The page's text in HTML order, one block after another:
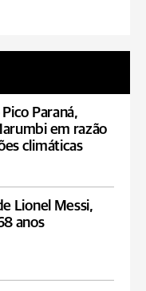
Pico Paraná,
em razão
climáticas
Lionel Messi,
anos